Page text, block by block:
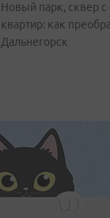
Новый парк, сквер
квартир: как
Дальнегорск